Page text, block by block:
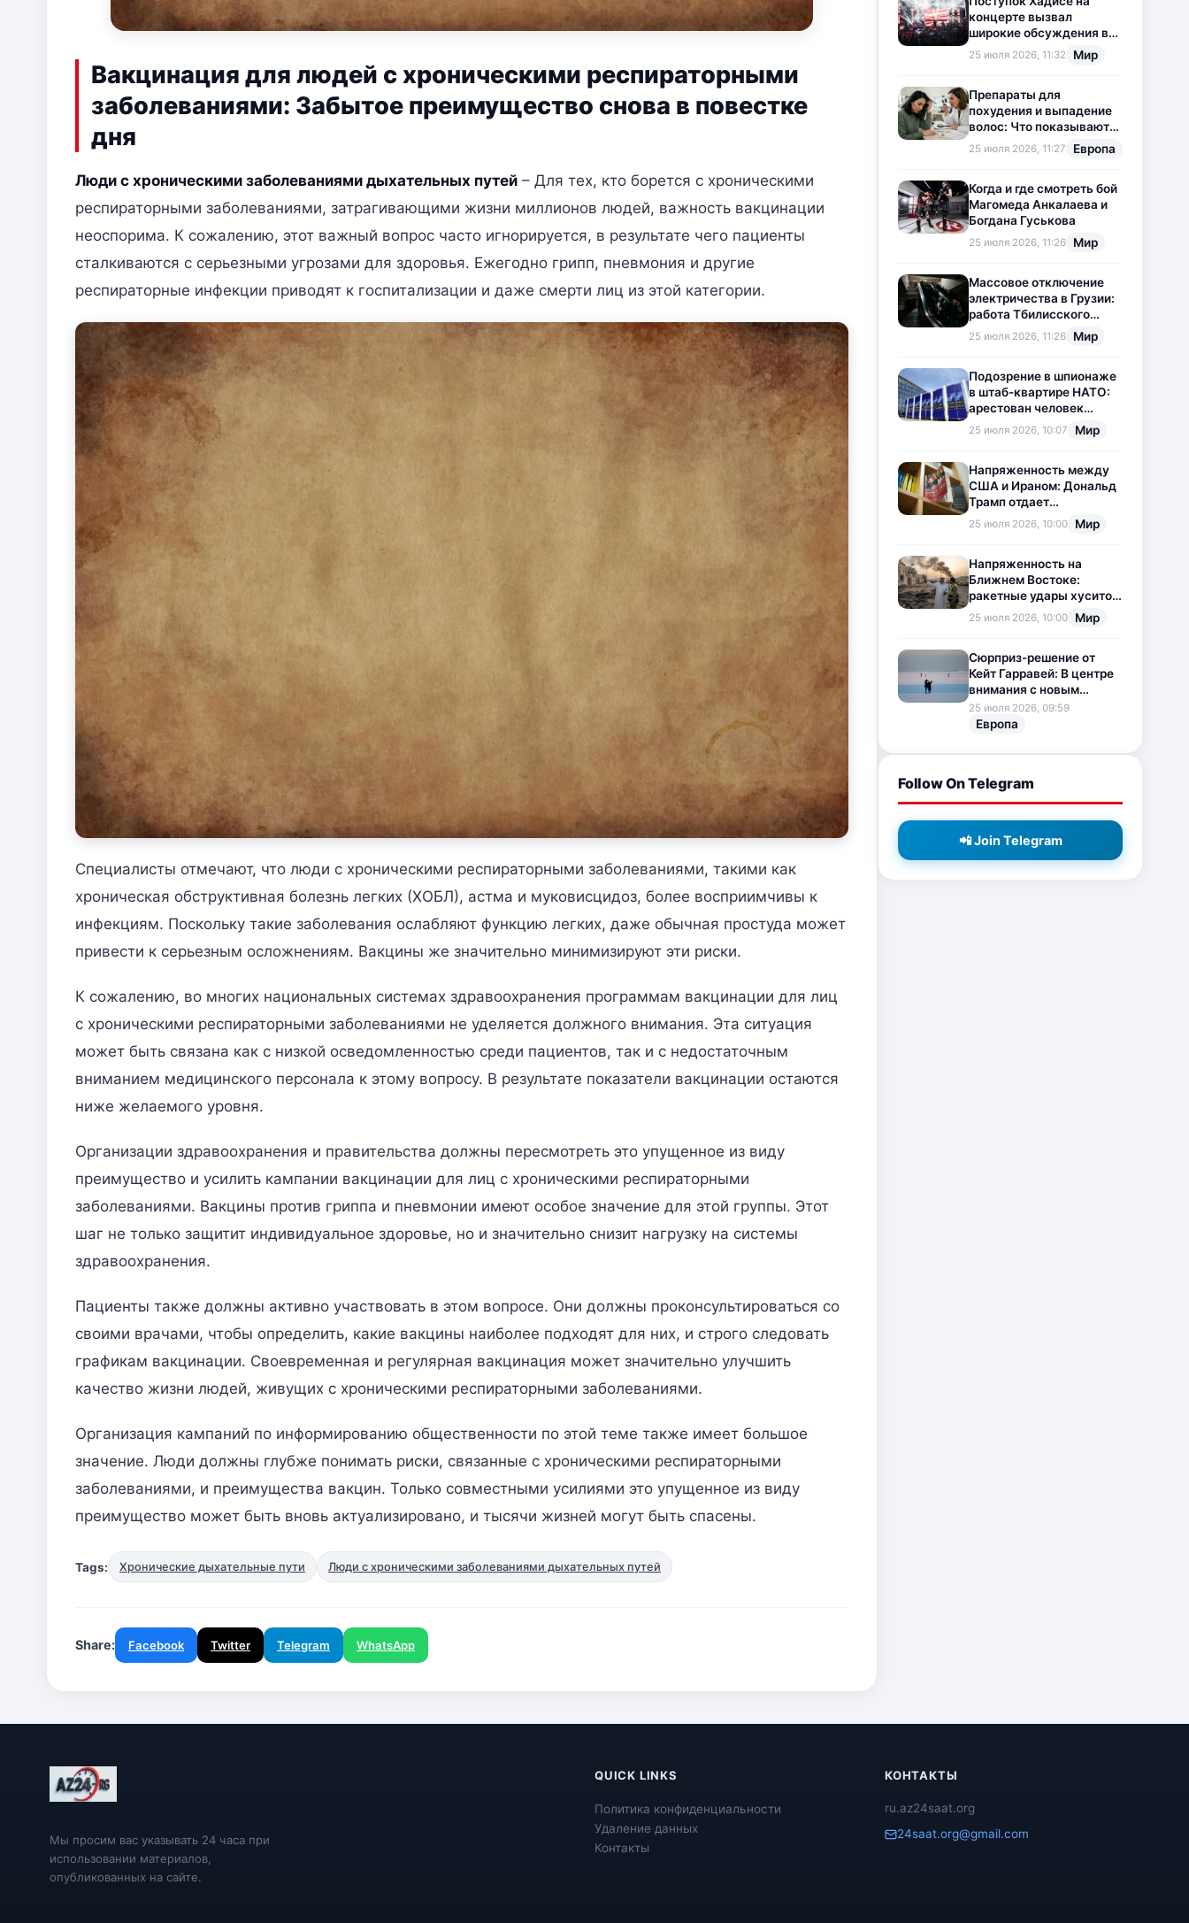
Вакцинация для людей с хроническими респираторными
заболеваниями: Забытое преимущество снова в повестке
дня
Люди с хроническими заболеваниями дыхательных путей – Для тех, кто борется с хроническими
респираторными заболеваниями, затрагивающими жизни миллионов людей, важность вакцинации
неоспорима. К сожалению, этот важный вопрос часто игнорируется, в результате чего пациенты
сталкиваются с серьезными угрозами для здоровья. Ежегодно грипп, пневмония и другие
респираторные инфекции приводят к госпитализации и даже смерти лиц из этой категории.
Специалисты отмечают, что люди с хроническими респираторными заболеваниями, такими как
хроническая обструктивная болезнь легких (ХОБЛ), астма и муковисцидоз, более восприимчивы к
инфекциям. Поскольку такие заболевания ослабляют функцию легких, даже обычная простуда может
привести к серьезным осложнениям. Вакцины же значительно минимизируют эти риски.
К сожалению, во многих национальных системах здравоохранения программам вакцинации для лиц
с хроническими респираторными заболеваниями не уделяется должного внимания. Эта ситуация
может быть связана как с низкой осведомленностью среди пациентов, так и с недостаточным
вниманием медицинского персонала к этому вопросу. В результате показатели вакцинации остаются
ниже желаемого уровня.
Организации здравоохранения и правительства должны пересмотреть это упущенное из виду
преимущество и усилить кампании вакцинации для лиц с хроническими респираторными
заболеваниями. Вакцины против гриппа и пневмонии имеют особое значение для этой группы. Этот
шаг не только защитит индивидуальное здоровье, но и значительно снизит нагрузку на системы
здравоохранения.
Пациенты также должны активно участвовать в этом вопросе. Они должны проконсультироваться со
своими врачами, чтобы определить, какие вакцины наиболее подходят для них, и строго следовать
графикам вакцинации. Своевременная и регулярная вакцинация может значительно улучшить
качество жизни людей, живущих с хроническими респираторными заболеваниями.
Организация кампаний по информированию общественности по этой теме также имеет большое
значение. Люди должны глубже понимать риски, связанные с хроническими респираторными
заболеваниями, и преимущества вакцин. Только совместными усилиями это упущенное из виду
преимущество может быть вновь актуализировано, и тысячи жизней могут быть спасены.
Tags: Хронические дыхательные пути Люди с хроническими заболеваниями дыхательных путей
Share: Facebook Twitter Telegram WhatsApp
концерте вызвал
широкие обсуждения в
социальных сетях
25 июля 2026, 11:32 Мир
Препараты для
похудения и выпадение
волос: Что показывают
новые исследования?
25 июля 2026, 11:27 Европа
Когда и где смотреть бой
Магомеда Анкалаева и
Богдана Гуськова
25 июля 2026, 11:26 Мир
Массовое отключение
электричества в Грузии:
работа Тбилисского
метрополитена
приостановлена
25 июля 2026, 11:26 Мир
Подозрение в шпионаже
в штаб-квартире НАТО:
арестован человек
китайского
происхождения
25 июля 2026, 10:07 Мир
Напряженность между
США и Ираном: Дональд
Трамп отдает
предпочтение
дипломатии
25 июля 2026, 10:00 Мир
Напряженность на
Ближнем Востоке:
ракетные удары хуситов
по Саудовской Аравии
загоняют ситуацию в
25 июля 2026, 10:00 Мир
Сюрприз-решение от
Кейт Гарравей: В центре
внимания с новым
любовным
приключением
25 июля 2026, 09:59
Европа
Follow On Telegram
📲 Join Telegram
Мы просим вас указывать 24 часа при
использовании материалов,
опубликованных на сайте.
QUICK LINKS
Политика конфиденциальности
Удаление данных
Контакты
КОНТАКТЫ
ru.az24saat.org
24saat.org@gmail.com